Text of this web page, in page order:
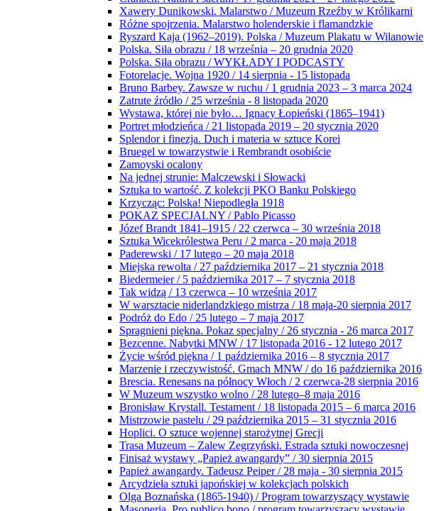
Xawery Dunikowski. Malarstwo / Muzeum Rzeźby w Królikarni
Różne spojrzenia. Malarstwo holenderskie i flamandzkie
Ryszard Kaja (1962–2019). Polska / Muzeum Plakatu w Wilanowie
Polska. Siła obrazu / 18 września – 20 grudnia 2020
Polska. Siła obrazu / WYKŁADY I PODCASTY
Fotorelacje. Wojna 1920 / 14 sierpnia - 15 listopada
Bruno Barbey. Zawsze w ruchu / 1 grudnia 2023 – 3 marca 2024
Zatrute źródło / 25 września - 8 listopada 2020
Wystawa, której nie było… Ignacy Łopieński (1865–1941)
Portret młodzieńca / 21 listopada 2019 – 20 stycznia 2020
Splendor i finezja. Duch i materia w sztuce Korei
Bruegel w towarzystwie i Rembrandt osobiście
Zamoyski ocalony
Na jednej strunie: Malczewski i Słowacki
Sztuka to wartość. Z kolekcji PKO Banku Polskiego
Krzycząc: Polska! Niepodległa 1918
POKAZ SPECJALNY / Pablo Picasso
Józef Brandt 1841–1915 / 22 czerwca – 30 września 2018
Sztuka Wicekrólestwa Peru / 2 marca - 20 maja 2018
Paderewski / 17 lutego – 20 maja 2018
Miejska rewolta / 27 października 2017 – 21 stycznia 2018
Biedermeier / 5 października 2017 – 7 stycznia 2018
Tak widzą / 13 czerwca – 10 września 2017
W warsztacie niderlandzkiego mistrza / 18 maja-20 sierpnia 2017
Podróż do Edo / 25 lutego – 7 maja 2017
Spragnieni piękna. Pokaz specjalny / 26 stycznia - 26 marca 2017
Bezcenne. Nabytki MNW / 17 listopada 2016 - 12 lutego 2017
Życie wśród piękna / 1 października 2016 – 8 stycznia 2017
Marzenie i rzeczywistość. Gmach MNW / do 16 października 2016
Brescia. Renesans na północy Włoch / 2 czerwca-28 sierpnia 2016
W Muzeum wszystko wolno / 28 lutego–8 maja 2016
Bronisław Krystall. Testament / 18 listopada 2015 – 6 marca 2016
Mistrzowie pastelu / 29 października 2015 – 31 stycznia 2016
Hoplici. O sztuce wojennej starożytnej Grecji
Trasa Muzeum – Zalew Zegrzyński. Estrada sztuki nowoczesnej
Finisaż wystawy „Papież awangardy” / 30 sierpnia 2015
Papież awangardy. Tadeusz Peiper / 28 maja - 30 sierpnia 2015
Arcydzieła sztuki japońskiej w kolekcjach polskich
Olga Boznańska (1865-1940) / Program towarzyszący wystawie